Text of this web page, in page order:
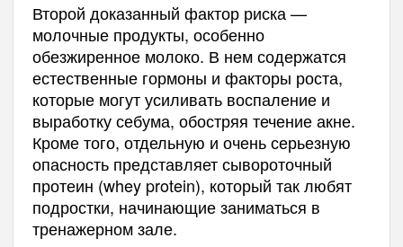
Второй доказанный фактор риска —
молочные продукты, особенно
обезжиренное молоко. В нем содержатся
естественные гормоны и факторы роста,
которые могут усиливать воспаление и
выработку себума, обостряя течение акне.
Кроме того, отдельную и очень серьезную
опасность представляет сывороточный
протеин (whey protein), который так любят
подростки, начинающие заниматься в
тренажерном зале.